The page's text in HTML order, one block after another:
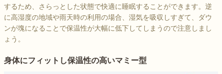
するため、さらっとした状態で快適に睡眠することができます。逆
に高湿度の地域や雨天時の利用の場合、湿気を吸収しすぎて、ダウ
ンが塊になることで保温性が大幅に低下してしまうので注意しまし
ょう。
身体にフィットし保温性の高いマミー型